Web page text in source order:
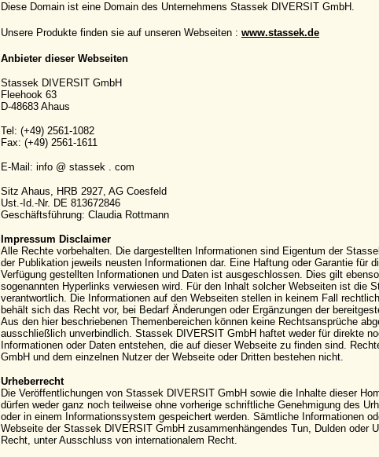
Diese Domain ist eine Domain des Unternehmens Stassek DIVERSIT GmbH.
Unsere Produkte finden sie auf unseren Webseiten : www.stassek.de
Anbieter dieser Webseiten
Stassek DIVERSIT GmbH
Fleehook 63
D-48683 Ahaus
Tel: (+49) 2561-1082
Fax: (+49) 2561-1611
E-Mail: info @ stassek . com
Sitz Ahaus, HRB 2927, AG Coesfeld
Ust.-Id.-Nr. DE 813672846
Geschäftsführung: Claudia Rottmann
Impressum Disclaimer
Alle Rechte vorbehalten. Die dargestellten Informationen sind Eigentum der
der Publikation jeweils neusten Informationen dar. Eine Haftung oder Garantie für
Verfügung gestellten Informationen und Daten ist ausgeschlossen. Dies gilt
sogenannten Hyperlinks verwiesen wird. Für den Inhalt solcher Webseiten ist die
verantwortlich. Die Informationen auf den Webseiten stellen in keinem Fall
behält sich das Recht vor, bei Bedarf Änderungen oder Ergänzungen der
Aus den hier beschriebenen Themenbereichen können keine Rechtsansprüche
ausschließlich unverbindlich. Stassek DIVERSIT GmbH haftet weder für direkte
Informationen oder Daten entstehen, die auf dieser Webseite zu finden sind.
GmbH und dem einzelnen Nutzer der Webseite oder Dritten bestehen nicht.
Urheberrecht
Die Veröffentlichungen von Stassek DIVERSIT GmbH sowie die Inhalte dieser
dürfen weder ganz noch teilweise ohne vorherige schriftliche Genehmigung des
oder in einem Informationssystem gespeichert werden. Sämtliche Informationen
Webseite der Stassek DIVERSIT GmbH zusammenhängendes Tun, Dulden oder
Recht, unter Ausschluss von internationalem Recht.